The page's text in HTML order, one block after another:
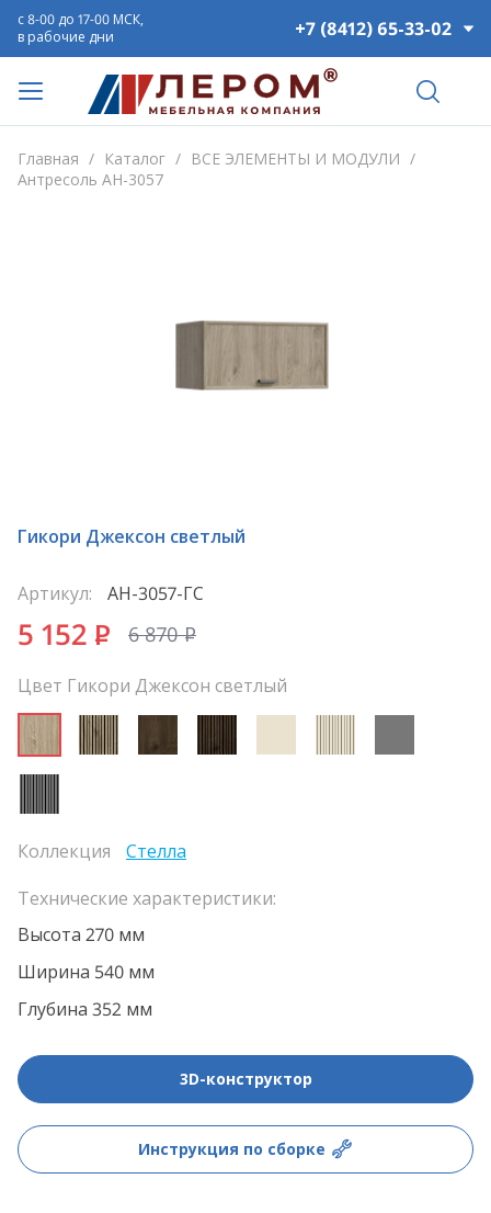
+7 (8412) 65-33-02
с 8-00 до 17-00 МСК,
в рабочие дни
Главная / Каталог / ВСЕ ЭЛЕМЕНТЫ И МОДУЛИ /
Антресоль АН-3057
Гикори Джексон светлый
Артикул: АН-3057-ГС
5 152 P 6 870P
Цвет Гикори Джексон светлый
Коллекция
Стелла
Технические характеристики:
Высота 270 мм
Ширина 540 мм
Глубина 352 мм
3D-конструктор
Инструкция по сборке